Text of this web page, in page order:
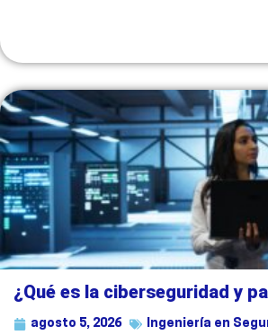
¿Qué es la ciberseguridad y
agosto 5, 2026 Ingeniería en